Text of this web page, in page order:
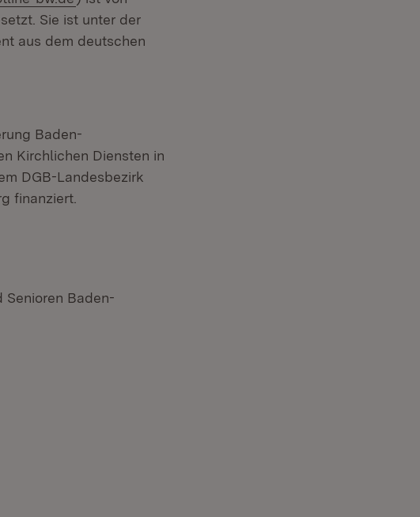
Sie ist unter der
aus dem deutschen
Baden-
Kirchlichen Diensten in
DGB-Landesbezirk
finanziert.
Senioren Baden-